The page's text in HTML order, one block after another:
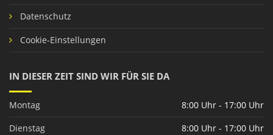
Datenschutz
Cookie-Einstellungen
IN DIESER ZEIT SIND WIR FÜR SIE DA
Montag
8:00 Uhr - 17:00 Uhr
Dienstag
8:00 Uhr - 17:00 Uhr